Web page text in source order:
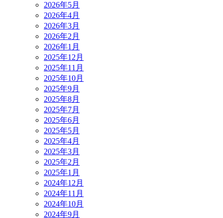
2026年5月
2026年4月
2026年3月
2026年2月
2026年1月
2025年12月
2025年11月
2025年10月
2025年9月
2025年8月
2025年7月
2025年6月
2025年5月
2025年4月
2025年3月
2025年2月
2025年1月
2024年12月
2024年11月
2024年10月
2024年9月